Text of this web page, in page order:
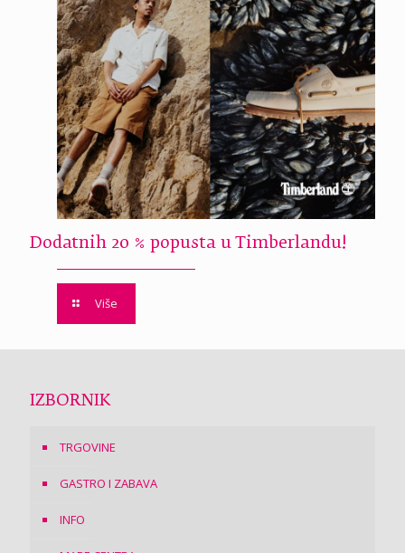
Dodatnih 20 % popusta u Timberlandu!
Više
IZBORNIK
TRGOVINE
GASTRO I ZABAVA
INFO